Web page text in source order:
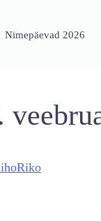
Nimepäevad 2026
Riko